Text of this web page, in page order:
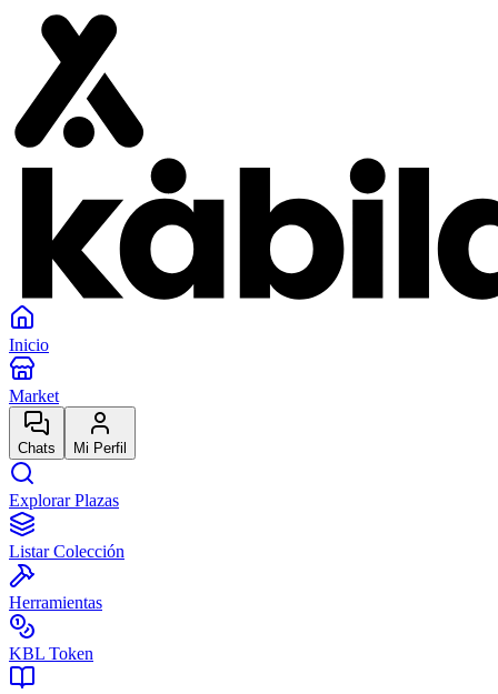
Inicio
Market
Chats Mi Perfil
Explorar Plazas
Listar Colección
Herramientas
KBL Token